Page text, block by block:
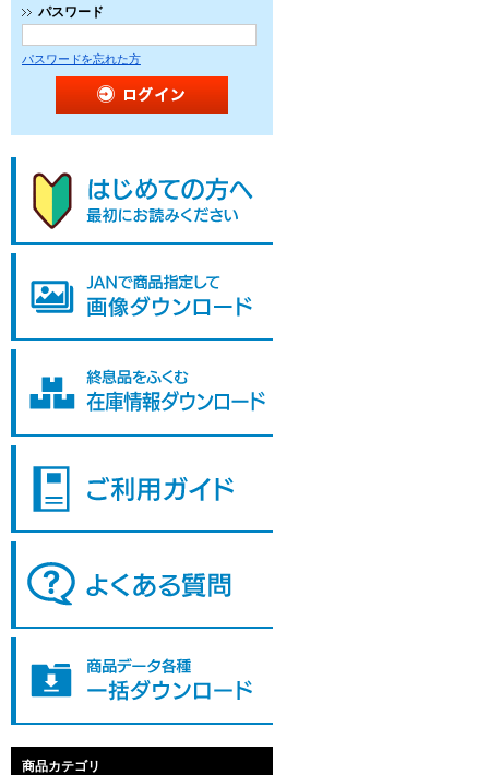
パスワード
パスワードを忘れた方
商品カテゴリ